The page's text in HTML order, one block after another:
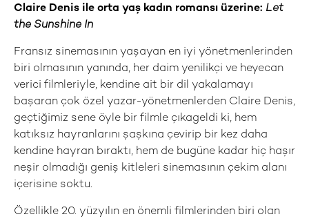
Claire Denis ile orta yaş kadın romansı üzerine: Let
the Sunshine In
Fransız sinemasının yaşayan en iyi yönetmenlerinden
biri olmasının yanında, her daim yenilikçi ve heyecan
verici filmleriyle, kendine ait bir dil yakalamayı
başaran çok özel yazar-yönetmenlerden Claire Denis,
geçtiğimiz sene öyle bir filmle çıkageldi ki, hem
katıksız hayranlarını şaşkına çevirip bir kez daha
kendine hayran bıraktı, hem de bugüne kadar hiç haşır
neşir olmadığı geniş kitleleri sinemasının çekim alanı
içerisine soktu.
Özellikle 20. yüzyılın en önemli filmlerinden biri olan